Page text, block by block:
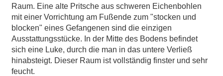
Raum. Eine alte Pritsche aus schweren Eichenbohlen
mit einer Vorrichtung am Fußende zum "stocken und
blocken" eines Gefangenen sind die einzigen
Ausstattungsstücke. In der Mitte des Bodens befindet
sich eine Luke, durch die man in das untere Verließ
hinabsteigt. Dieser Raum ist vollständig finster und sehr
feucht.